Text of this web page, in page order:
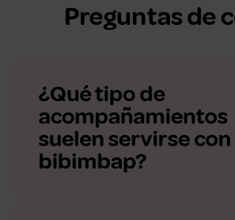
Preguntas de
¿Qué tipo de
acompañamientos
suelen servirse con
bibimbap?